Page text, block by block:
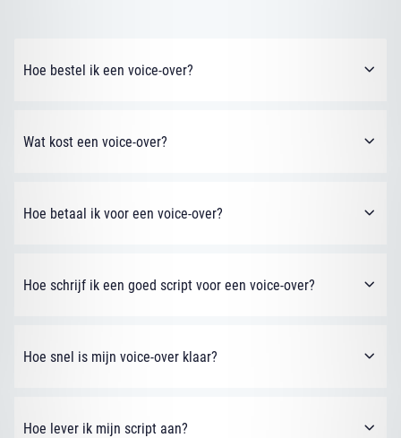
Hoe bestel ik een voice-over?
Wat kost een voice-over?
Hoe betaal ik voor een voice-over?
Hoe schrijf ik een goed script voor een voice-over?
Hoe snel is mijn voice-over klaar?
Hoe lever ik mijn script aan?